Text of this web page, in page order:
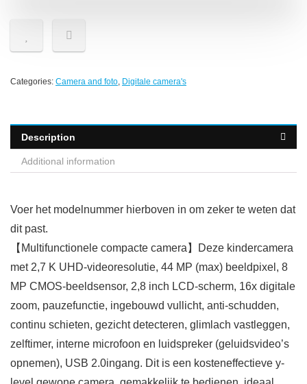
Categories: Camera and foto, Digitale camera's
Description
Additional information
Voer het modelnummer hierboven in om zeker te weten dat
dit past.
【Multifunctionele compacte camera】Deze kindercamera
met 2,7 K UHD-videoresolutie, 44 MP (max) beeldpixel, 8
MP CMOS-beeldsensor, 2,8 inch LCD-scherm, 16x digitale
zoom, pauzefunctie, ingebouwd vullicht, anti-schudden,
continu schieten, gezicht detecteren, glimlach vastleggen,
zelftimer, interne microfoon en luidspreker (geluidsvideo’s
opnemen), USB 2.0ingang. Dit is een kosteneffectieve y-